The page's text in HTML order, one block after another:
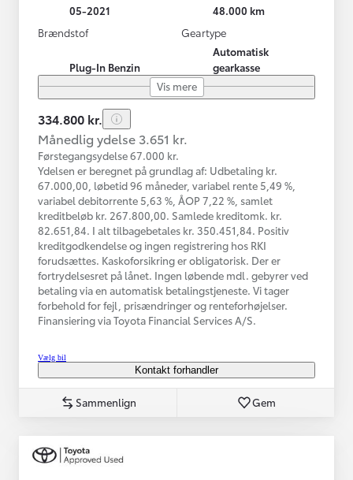
05-2021
48.000 km
Brændstof
Plug-In Benzin
Geartype
Automatisk
gearkasse
Vis mere
334.800 kr.
Månedlig ydelse 3.651 kr.
Førstegangsydelse 67.000 kr.
Ydelsen er beregnet på grundlag af: Udbetaling kr.
67.000,00, løbetid 96 måneder, variabel rente 5,49 %,
variabel debitorrente 5,63 %, ÅOP 7,22 %, samlet
kreditbeløb kr. 267.800,00. Samlede kreditomk. kr.
82.651,84. I alt tilbagebetales kr. 350.451,84. Positiv
kreditgodkendelse og ingen registrering hos RKI
forudsættes. Kaskoforsikring er obligatorisk. Der er
fortrydelsesret på lånet. Ingen løbende mdl. gebyrer ved
betaling via en automatisk betalingstjeneste. Vi tager
forbehold for fejl, prisændringer og renteforhøjelser.
Finansiering via Toyota Financial Services A/S.
Vælg bil
Kontakt forhandler
Sammenlign Gem